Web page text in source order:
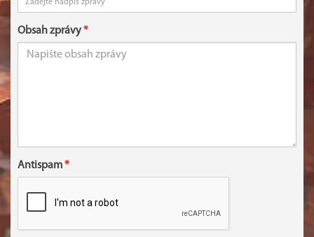
Obsah zprávy
Antispam